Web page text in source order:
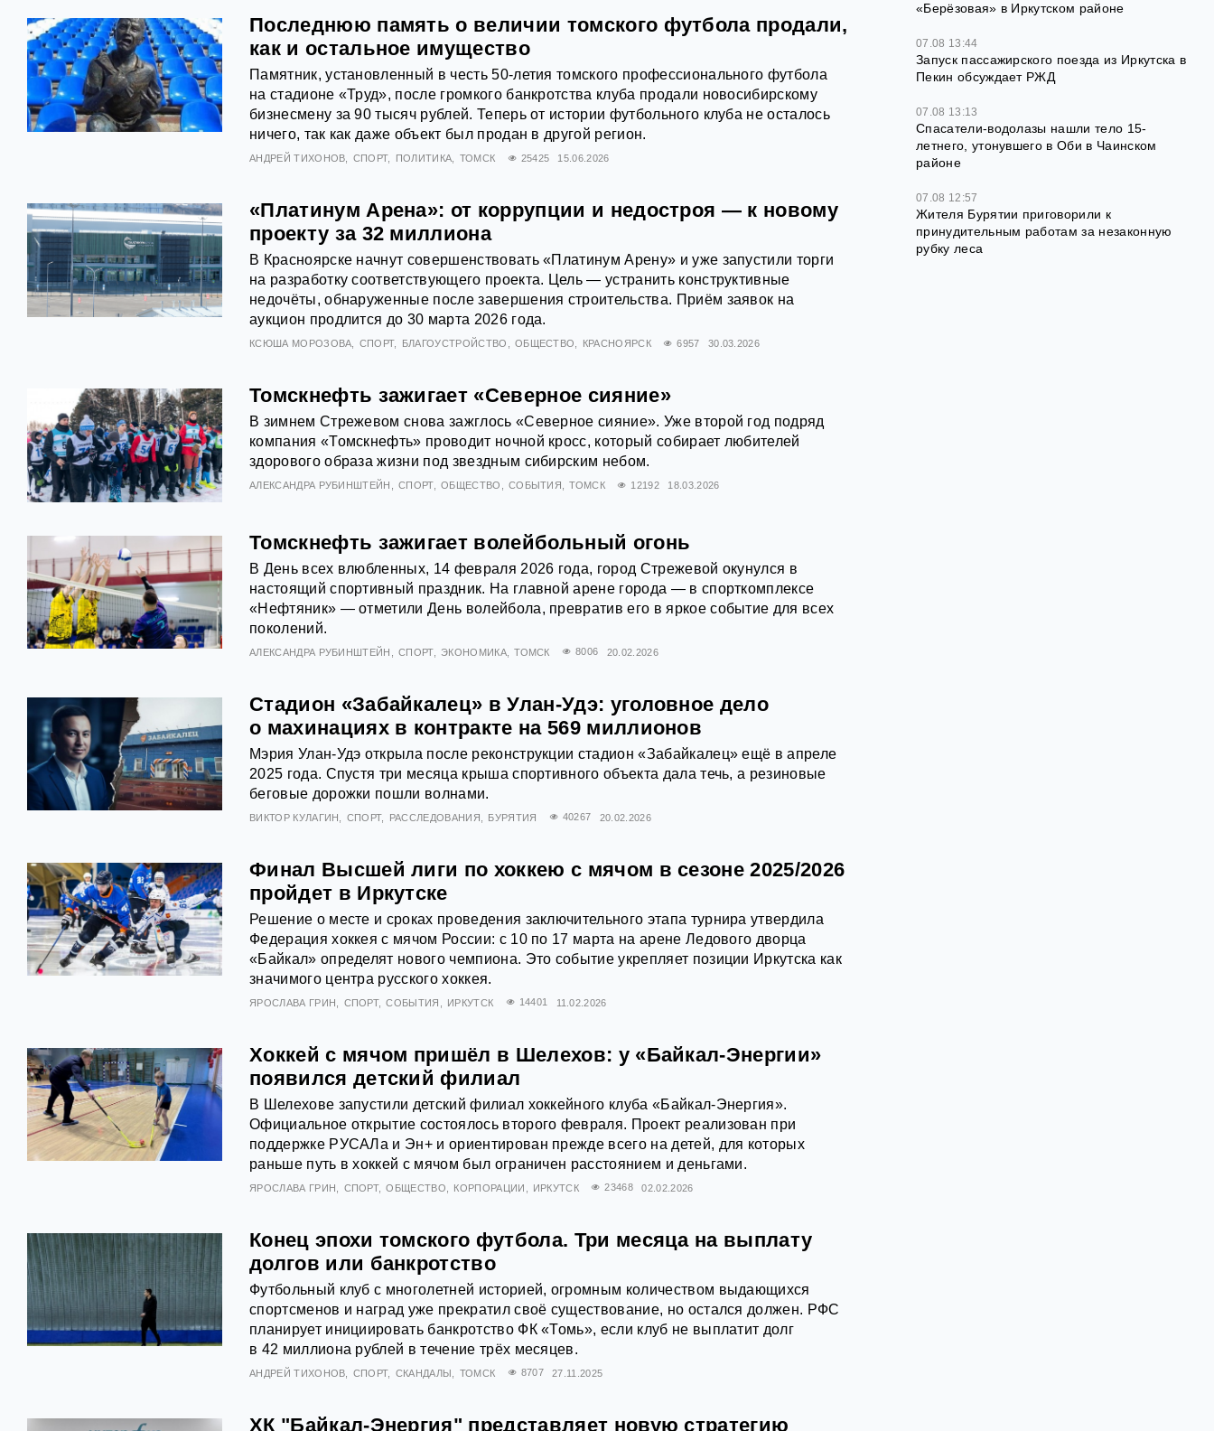
Последнюю память о величии томского футбола продали,
как и остальное имущество
Памятник, установленный в честь 50-летия томского профессионального футбола
на стадионе «Труд», после громкого банкротства клуба продали новосибирскому
бизнесмену за 90 тысяч рублей. Теперь от истории футбольного клуба не осталось
ничего, так как даже объект был продан в другой регион.
АНДРЕЙ ТИХОНОВ СПОРТ ПОЛИТИКА ТОМСК 25425 15.06.2026
«Платинум Арена»: от коррупции и недостроя — к новому
проекту за 32 миллиона
В Красноярске начнут совершенствовать «Платинум Арену» и уже запустили торги
на разработку соответствующего проекта. Цель — устранить конструктивные
недочёты, обнаруженные после завершения строительства. Приём заявок на
аукцион продлится до 30 марта 2026 года.
КСЮША МОРОЗОВА СПОРТ БЛАГОУСТРОЙСТВО ОБЩЕСТВО КРАСНОЯРСК 6957 30.03.2026
Томскнефть зажигает «Северное сияние»
В зимнем Стрежевом снова зажглось «Северное сияние». Уже второй год подряд
компания «Томскнефть» проводит ночной кросс, который собирает любителей
здорового образа жизни под звездным сибирским небом.
АЛЕКСАНДРА РУБИНШТЕЙН СПОРТ ОБЩЕСТВО СОБЫТИЯ ТОМСК 12192 18.03.2026
Томскнефть зажигает волейбольный огонь
В День всех влюбленных, 14 февраля 2026 года, город Стрежевой окунулся в
настоящий спортивный праздник. На главной арене города — в спорткомплексе
«Нефтяник» — отметили День волейбола, превратив его в яркое событие для всех
поколений.
АЛЕКСАНДРА РУБИНШТЕЙН СПОРТ ЭКОНОМИКА ТОМСК 8006 20.02.2026
Стадион «Забайкалец» в Улан-Удэ: уголовное дело
о махинациях в контракте на 569 миллионов
Мэрия Улан-Удэ открыла после реконструкции стадион «Забайкалец» ещё в апреле
2025 года. Спустя три месяца крыша спортивного объекта дала течь, а резиновые
беговые дорожки пошли волнами.
ВИКТОР КУЛАГИН СПОРТ РАССЛЕДОВАНИЯ БУРЯТИЯ 40267 20.02.2026
Финал Высшей лиги по хоккею с мячом в сезоне 2025/2026
пройдет в Иркутске
Решение о месте и сроках проведения заключительного этапа турнира утвердила
Федерация хоккея с мячом России: с 10 по 17 марта на арене Ледового дворца
«Байкал» определят нового чемпиона. Это событие укрепляет позиции Иркутска как
значимого центра русского хоккея.
ЯРОСЛАВА ГРИН СПОРТ СОБЫТИЯ ИРКУТСК 14401 11.02.2026
Хоккей с мячом пришёл в Шелехов: у «Байкал-Энергии»
появился детский филиал
В Шелехове запустили детский филиал хоккейного клуба «Байкал-Энергия».
Официальное открытие состоялось второго февраля. Проект реализован при
поддержке РУСАЛа и Эн+ и ориентирован прежде всего на детей, для которых
раньше путь в хоккей с мячом был ограничен расстоянием и деньгами.
ЯРОСЛАВА ГРИН СПОРТ ОБЩЕСТВО КОРПОРАЦИИ ИРКУТСК 23468 02.02.2026
Конец эпохи томского футбола. Три месяца на выплату
долгов или банкротство
Футбольный клуб с многолетней историей, огромным количеством выдающихся
спортсменов и наград уже прекратил своё существование, но остался должен. РФС
планирует инициировать банкротство ФК «Томь», если клуб не выплатит долг
в 42 миллиона рублей в течение трёх месяцев.
АНДРЕЙ ТИХОНОВ СПОРТ СКАНДАЛЫ ТОМСК 8707 27.11.2025
ХК "Байкал-Энергия" представляет новую стратегию
«Берёзовая» в Иркутском районе
07.08 13:44
Запуск пассажирского поезда из Иркутска в
Пекин обсуждает РЖД
07.08 13:13
Спасатели-водолазы нашли тело 15-
летнего, утонувшего в Оби в Чаинском
районе
07.08 12:57
Жителя Бурятии приговорили к
принудительным работам за незаконную
рубку леса